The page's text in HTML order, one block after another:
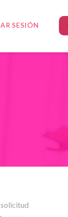
SESIÓN
solicitud